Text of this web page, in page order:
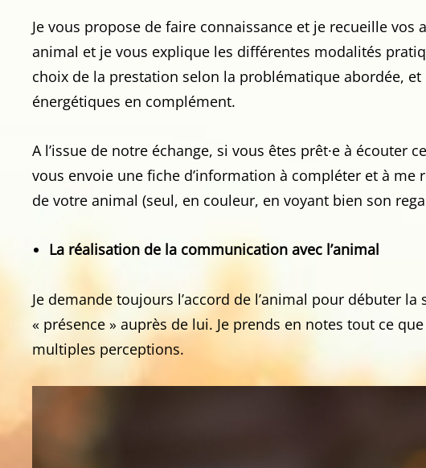
Je vous propose de faire connaissance et je recueille
animal et je vous explique les différentes modalités
choix de la prestation selon la problématique abordée, et
énergétiques en complément.
A l’issue de notre échange, si vous êtes prêt·e à
vous envoie une fiche d’information à compléter et à me
de votre animal (seul, en couleur, en voyant bien son
La réalisation de la communication avec l’animal
Je demande toujours l’accord de l’animal pour débuter
« présence » auprès de lui. Je prends en notes tout ce
multiples perceptions.